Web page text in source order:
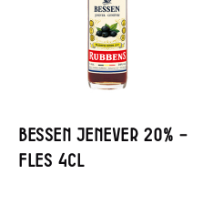
Bessen Jenever 20% –
Fles 4cl